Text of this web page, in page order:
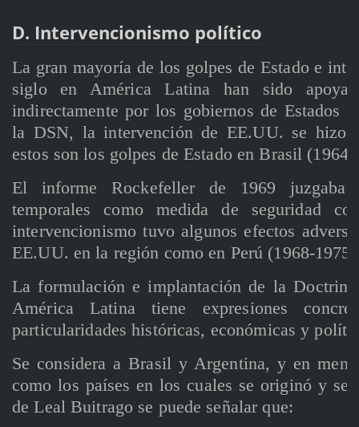
D. Intervencionismo político
La gran mayoría de los golpes de Estado e
siglo en América Latina han sido
indirectamente por los gobiernos de Estados
la DSN, la intervención de EE.UU. se hizo
estos son los golpes de Estado en Brasil
El informe Rockefeller de 1969 juzgaba
temporales como medida de seguridad
intervencionismo tuvo algunos efectos
EE.UU. en la región como en Perú (1968-
La formulación e implantación de la
América Latina tiene expresiones
particularidades históricas, económicas y
Se considera a Brasil y Argentina, y en
como los países en los cuales se originó y
de Leal Buitrago se puede señalar que: